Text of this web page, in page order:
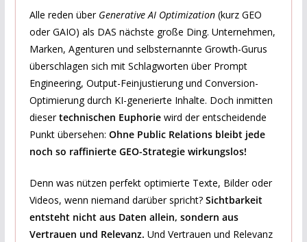
Alle reden über Generative AI Optimization(kurz GEO
oder GAIO) als DAS nächste große Ding. Unternehmen,
Marken, Agenturen und selbsternannte Growth-Gurus
überschlagen sich mit Schlagworten über Prompt
Engineering, Output-Feinjustierung und Conversion-
Optimierung durch KI-generierte Inhalte. Doch inmitten
diesertechnischen Euphorie wird der entscheidende
Punkt übersehen: Ohne Public Relations bleibt jede
noch so raffinierte GEO-Strategie wirkungslos!
Denn was nützen perfekt optimierte Texte, Bilder oder
Videos, wenn niemand darüber spricht? Sichtbarkeit
entsteht nicht aus Daten allein, sondern aus
Vertrauen und Relevanz. Und Vertrauen und Relevanz